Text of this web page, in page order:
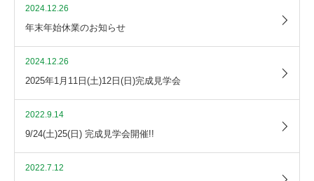
2024.12.26
年末年始休業のお知らせ
2024.12.26
2025年1月11日(土)12日(日)完成見学会
2022.9.14
9/24(土)25(日) 完成見学会開催!!
2022.7.12